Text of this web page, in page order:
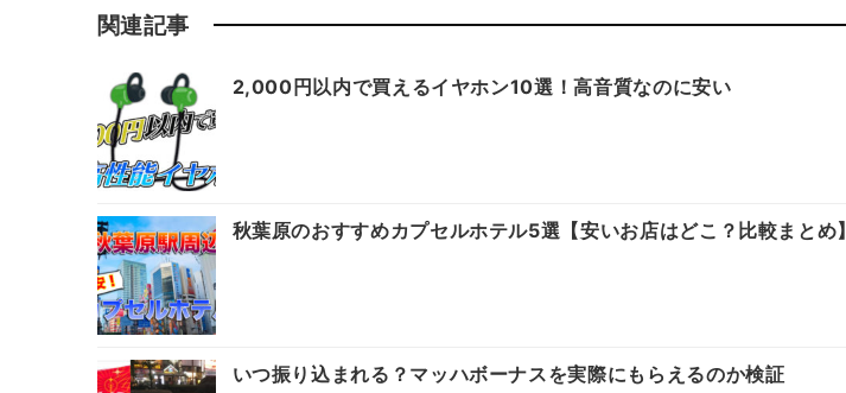
関連記事
2,000円以内で買えるイヤホン10選！高音質なのに安い
秋葉原のおすすめカプセルホテル5選【安いお店はどこ？比較まとめ】
いつ振り込まれる？マッハボーナスを実際にもらえるのか検証